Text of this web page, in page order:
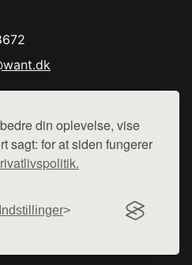
din oplevelse, vise
sagt: for at siden fungerer
Indstillinger
- vi henviser til de shops,